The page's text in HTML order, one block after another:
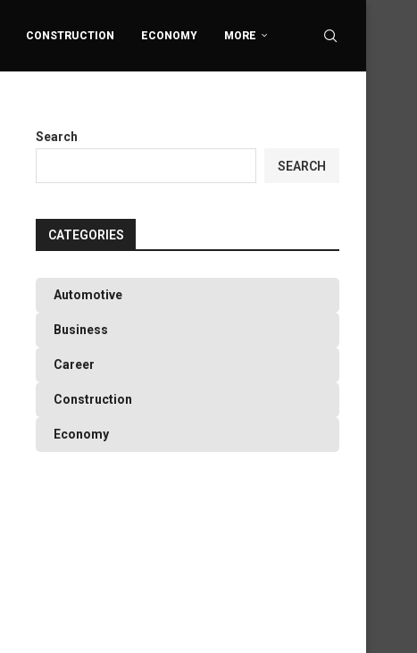
CONSTRUCTION ECONOMY MORE
Search
SEARCH
CATEGORIES
Automotive
Business
Career
Construction
Economy